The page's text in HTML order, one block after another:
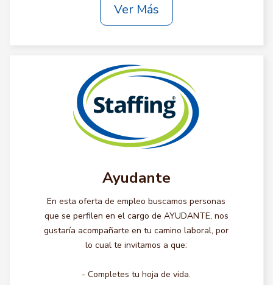
Ver Más
Ayudante
En esta oferta de empleo buscamos personas
que se perfilen en el cargo de AYUDANTE, nos
gustaría acompañarte en tu camino laboral, por
lo cual te invitamos a que:
- Completes tu hoja de vida.